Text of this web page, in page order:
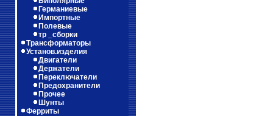
Германиевые
Импортные
Полевые
тр _сборки
Трансформаторы
Установ.изделия
Двигатели
Держатели
Переключатели
Предохранители
Прочее
Шунты
Ферриты